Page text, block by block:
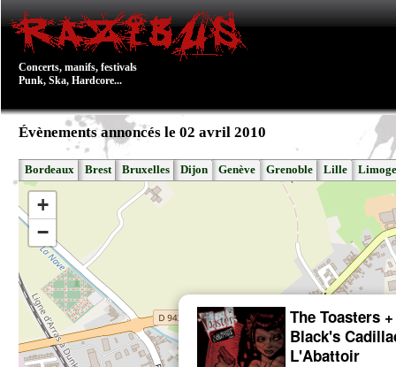
Concerts, manifs, festivals
Punk, Ska, Hardcore...
Évènements annoncés le 02 avril 2010
Bordeaux Brest Bruxelles Dijon Genève Grenoble Lille
The Toasters
Black's
L'Abattoir
+
−